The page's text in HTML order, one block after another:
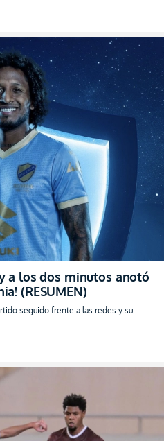
a los dos minutos anotó
(RESUMEN)
seguido frente a las redes y su